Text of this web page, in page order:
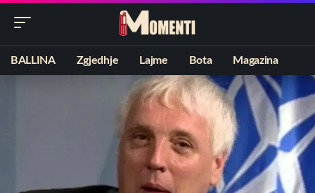
BALLINA Zgjedhje Lajme Bota Magazina